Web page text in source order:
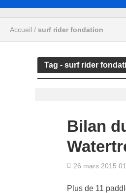
Accueil / surf rider fondation
Tag - surf rider
Bilan
26 mars 2015
Plus de 11